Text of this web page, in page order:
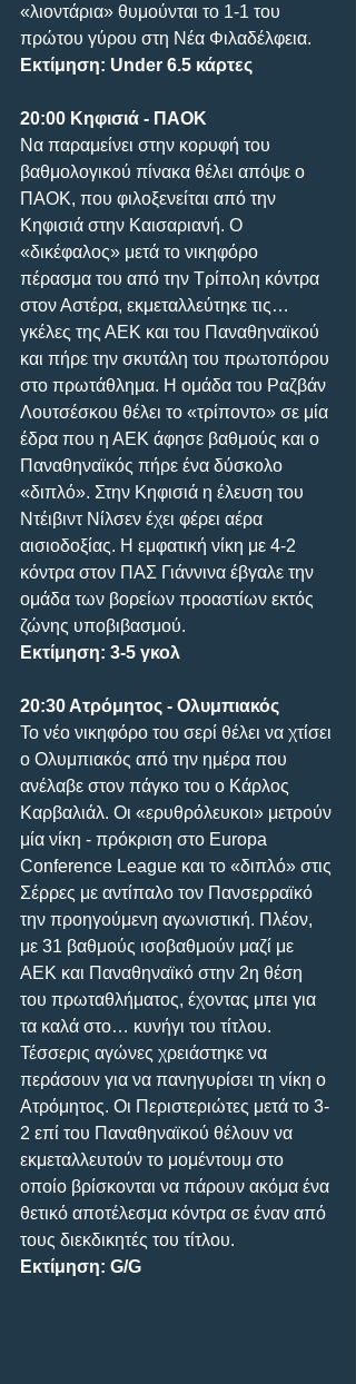
«λιοντάρια» θυμούνται το 1-1 του
πρώτου γύρου στη Νέα Φιλαδέλφεια.
Εκτίμηση: Under 6.5 κάρτες
20:00 Κηφισιά - ΠΑΟΚ
Να παραμείνει στην κορυφή του
βαθμολογικού πίνακα θέλει απόψε ο
ΠΑΟΚ, που φιλοξενείται από την
Κηφισιά στην Καισαριανή. Ο
«δικέφαλος» μετά το νικηφόρο
πέρασμα του από την Τρίπολη κόντρα
στον Αστέρα, εκμεταλλεύτηκε τις…
γκέλες της ΑΕΚ και του Παναθηναϊκού
και πήρε την σκυτάλη του πρωτοπόρου
στο πρωτάθλημα. Η ομάδα του Ραζβάν
Λουτσέσκου θέλει το «τρίποντο» σε μία
έδρα που η ΑΕΚ άφησε βαθμούς και ο
Παναθηναϊκός πήρε ένα δύσκολο
«διπλό». Στην Κηφισιά η έλευση του
Ντέιβιντ Νίλσεν έχει φέρει αέρα
αισιοδοξίας. Η εμφατική νίκη με 4-2
κόντρα στον ΠΑΣ Γιάννινα έβγαλε την
ομάδα των βορείων προαστίων εκτός
ζώνης υποβιβασμού.
Εκτίμηση: 3-5 γκολ
20:30 Ατρόμητος - Ολυμπιακός
Το νέο νικηφόρο του σερί θέλει να χτίσει
ο Ολυμπιακός από την ημέρα που
ανέλαβε στον πάγκο του ο Κάρλος
Καρβαλιάλ. Οι «ερυθρόλευκοι» μετρούν
μία νίκη - πρόκριση στο Europa
Conference League και το «διπλό» στις
Σέρρες με αντίπαλο τον Πανσερραϊκό
την προηγούμενη αγωνιστική. Πλέον,
με 31 βαθμούς ισοβαθμούν μαζί με
ΑΕΚ και Παναθηναϊκό στην 2η θέση
του πρωταθλήματος, έχοντας μπει για
τα καλά στο… κυνήγι του τίτλου.
Τέσσερις αγώνες χρειάστηκε να
περάσουν για να πανηγυρίσει τη νίκη ο
Ατρόμητος. Οι Περιστεριώτες μετά το 3-
2 επί του Παναθηναϊκού θέλουν να
εκμεταλλευτούν το μομέντουμ στο
οποίο βρίσκονται να πάρουν ακόμα ένα
θετικό αποτέλεσμα κόντρα σε έναν από
τους διεκδικητές του τίτλου.
Εκτίμηση: G/G